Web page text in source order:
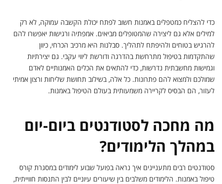
כדי להצליח כמטפלים באמנות חשוב לפתח יכולת הקשבה עמוקה, לא רק
למילים אלא גם ליצירה שהמטופלים מביאים. אמפתיה ורגישות יאפשרו להם
להרגיש בטוחים ולהיפתח לתהליך. סבלנות היא מרכיב הכרחי, כיוון
שהתקדמות בטיפול מתרחשת בהדרגה ודורשת ליווי עקבי. גם יצירתיות
וגמישות מחשבתית נדרשות, כדי להתאים את הכלים האמנותיים לאדם
שמולכם ולמצוא להם פתרונות. כל אלה, בשילוב תחושת שליחות ורצון אמיתי
לעזור, הם הבסיס לקריירה משמעותית בעולם הטיפול באמנות.
מה מחכה לסטודנטים ביום-יום
במהלך הלימודים?
סטודנטים רבים מתעניינים איך נראה בפועל שבוע לימודים במסגרת קורס
טיפול באמנות. הלימודים משלבים בין שיעורים עיוניים לבין התנסות חווייתית,